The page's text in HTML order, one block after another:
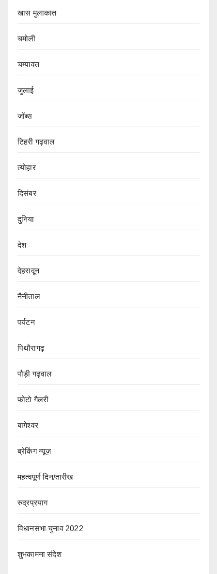
खास मुलाकात
चमोली
चम्पावत
जुलाई
जॉब्स
टिहरी गढ़वाल
त्योहार
दिसंबर
दुनिया
देश
देहरादून
नैनीताल
पर्यटन
पिथौरागढ़
पौड़ी गढ़वाल
फोटो गैलरी
बागेश्वर
ब्रेकिंग न्यूज़
महत्वपूर्ण दिन/तारीख
रुद्रप्रयाग
विधानसभा चुनाव 2022
शुभकामना संदेश